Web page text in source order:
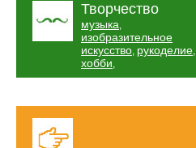
Творчество
музыка,
изобразительное
искусство, рукоделие,
хобби,